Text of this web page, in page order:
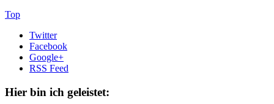
Top
Twitter
Facebook
Google+
RSS Feed
Hier bin ich geleistet: